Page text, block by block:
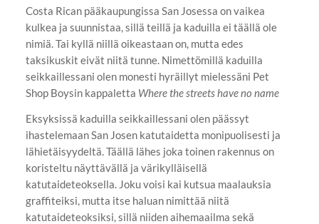
Costa Rican pääkaupungissa San Josessa on vaikea
kulkea ja suunnistaa, sillä teillä ja kaduilla ei täällä ole
nimiä. Tai kyllä niillä oikeastaan on, mutta edes
taksikuskit eivät niitä tunne. Nimettömillä kaduilla
seikkaillessani olen monesti hyräillyt mielessäni Pet
Shop Boysin kappaletta Where the streets have no name
Eksyksissä kaduilla seikkaillessani olen päässyt
ihastelemaan San Josen katutaidetta monipuolisesti ja
lähietäisyydeltä. Täällä lähes joka toinen rakennus on
koristeltu näyttävällä ja värikylläisellä
katutaideteoksella. Joku voisi kai kutsua maalauksia
graffiteiksi, mutta itse haluan nimittää niitä
katutaideteoksiksi, sillä niiden aihemaailma sekä